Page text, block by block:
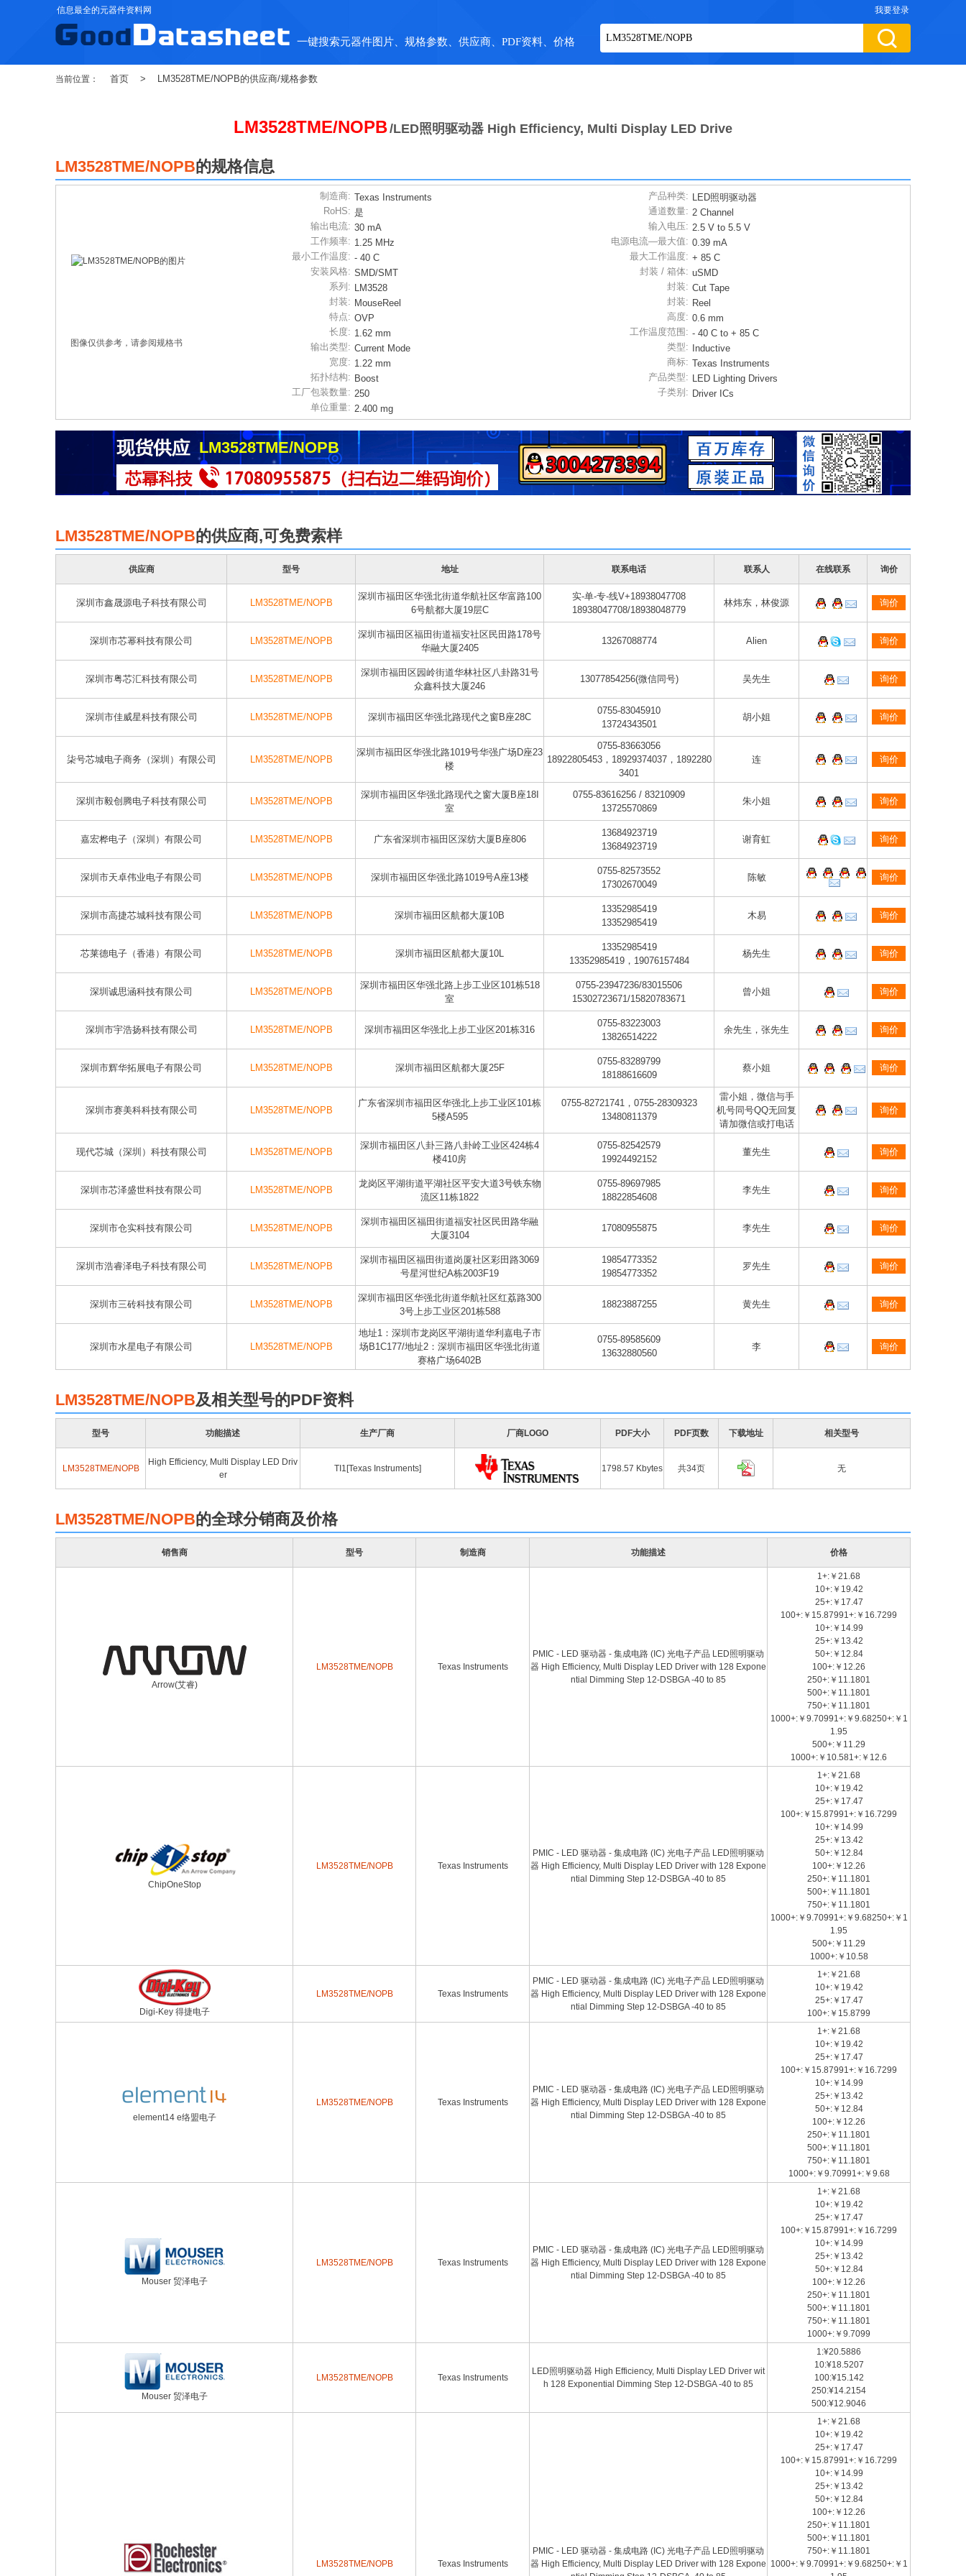
信息最全的元器件资料网 我要登录
一键搜索元器件图片、规格参数、供应商、PDF资料、价格
当前位置： 首页 > LM3528TME/NOPB的供应商/规格参数
LM3528TME/NOPB/LED照明驱动器 High Efficiency, Multi Display LED Drive
LM3528TME/NOPB的规格信息
图像仅供参考，请参阅规格书
制造商: Texas Instruments 产品种类: LED照明驱动器
RoHS: 是 通道数量: 2 Channel
输出电流: 30 mA 输入电压: 2.5 V to 5.5 V
工作频率: 1.25 MHz 电源电流—最大值: 0.39 mA
最小工作温度: - 40 C 最大工作温度: + 85 C
安装风格: SMD/SMT 封装 / 箱体: uSMD
系列: LM3528 封装: Cut Tape
封装: MouseReel 封装: Reel
特点: OVP 高度: 0.6 mm
长度: 1.62 mm 工作温度范围: - 40 C to + 85 C
输出类型: Current Mode 类型:
Inductive
宽度: 1.22 mm 商标: Texas Instruments
拓扑结构: Boost 产品类型: LED Lighting Drivers
工厂包装数量: 250 子类别: Driver ICs
单位重量: 2.400 mg
LM3528TME/NOPB
LM3528TME/NOPB的供应商,可免费索样
供应商 型号 地址 联系电话 联系人 在线联系 询价
深圳市鑫晟源电子科技有限公司 LM3528TME/NOPB
深圳市福田区华强北街道华航社区华富路100
6号航都大厦19层C
实-单-专-线V+18938047708
18938047708/18938048779
林炜东，林俊源 询价
深圳市芯幂科技有限公司 LM3528TME/NOPB
深圳市福田区福田街道福安社区民田路178号
华融大厦2405
13267088774 Alien 询价
深圳市粤芯汇科技有限公司 LM3528TME/NOPB
深圳市福田区园岭街道华林社区八卦路31号
众鑫科技大厦246
13077854256(微信同号) 吴先生 询价
深圳市佳威星科技有限公司 LM3528TME/NOPB 深圳市福田区华强北路现代之窗B座28C
0755-83045910
13724343501
胡小姐 询价
柒号芯城电子商务（深圳）有限公司 LM3528TME/NOPB
深圳市福田区华强北路1019号华强广场D座23
楼
0755-83663056
18922805453，18929374037，1892280
3401
连 询价
深圳市毅创腾电子科技有限公司 LM3528TME/NOPB
深圳市福田区华强北路现代之窗大厦B座18I
室
0755-83616256 / 83210909
13725570869
朱小姐 询价
嘉宏桦电子（深圳）有限公司 LM3528TME/NOPB 广东省深圳市福田区深纺大厦B座806
13684923719
13684923719
谢育虹 询价
深圳市天卓伟业电子有限公司 LM3528TME/NOPB 深圳市福田区华强北路1019号A座13楼
0755-82573552
17302670049
陈敏 询价
深圳市高捷芯城科技有限公司 LM3528TME/NOPB 深圳市福田区航都大厦10B
13352985419
13352985419
木易 询价
芯莱德电子（香港）有限公司 LM3528TME/NOPB 深圳市福田区航都大厦10L
13352985419
13352985419，19076157484
杨先生 询价
深圳诚思涵科技有限公司 LM3528TME/NOPB
深圳市福田区华强北路上步工业区101栋518
室
0755-23947236/83015506
15302723671/15820783671
曾小姐 询价
深圳市宇浩扬科技有限公司 LM3528TME/NOPB 深圳市福田区华强北上步工业区201栋316
0755-83223003
13826514222
余先生，张先生 询价
深圳市辉华拓展电子有限公司 LM3528TME/NOPB 深圳市福田区航都大厦25F
0755-83289799
18188616609
蔡小姐 询价
深圳市赛美科科技有限公司 LM3528TME/NOPB
广东省深圳市福田区华强北上步工业区101栋
5楼A595
0755-82721741，0755-28309323
13480811379
雷小姐，微信与手
机号同号QQ无回复
请加微信或打电话
询价
现代芯城（深圳）科技有限公司 LM3528TME/NOPB
深圳市福田区八卦三路八卦岭工业区424栋4
楼410房
0755-82542579
19924492152
董先生 询价
深圳市芯泽盛世科技有限公司 LM3528TME/NOPB
龙岗区平湖街道平湖社区平安大道3号铁东物
流区11栋1822
0755-89697985
18822854608
李先生 询价
深圳市仓实科技有限公司 LM3528TME/NOPB
深圳市福田区福田街道福安社区民田路华融
大厦3104
17080955875 李先生 询价
深圳市浩睿泽电子科技有限公司 LM3528TME/NOPB
深圳市福田区福田街道岗厦社区彩田路3069
号星河世纪A栋2003F19
19854773352
19854773352
罗先生 询价
深圳市三砖科技有限公司 LM3528TME/NOPB
深圳市福田区华强北街道华航社区红荔路300
3号上步工业区201栋588
18823887255 黄先生 询价
深圳市水星电子有限公司 LM3528TME/NOPB
地址1：深圳市龙岗区平湖街道华利嘉电子市
场B1C177/地址2：深圳市福田区华强北街道
赛格广场6402B
0755-89585609
13632880560
李 询价
LM3528TME/NOPB及相关型号的PDF资料
型号 功能描述 生产厂商 厂商LOGO PDF大小 PDF页数 下载地址 相关型号
LM3528TME/NOPB
High Efficiency, Multi Display LED Driv
er
TI1[Texas Instruments] 1798.57 Kbytes 共34页 无
LM3528TME/NOPB的全球分销商及价格
销售商 型号 制造商 功能描述 价格
Arrow(艾睿)
LM3528TME/NOPB Texas Instruments
PMIC - LED 驱动器 - 集成电路 (IC) 光电子产品 LED照明驱动
器 High Efficiency, Multi Display LED Driver with 128 Expone
ntial Dimming Step 12-DSBGA -40 to 85
1+:￥21.68
10+:￥19.42
25+:￥17.47
100+:￥15.87991+:￥16.7299
10+:￥14.99
25+:￥13.42
50+:￥12.84
100+:￥12.26
250+:￥11.1801
500+:￥11.1801
750+:￥11.1801
1000+:￥9.70991+:￥9.68250+:￥1
1.95
500+:￥11.29
1000+:￥10.581+:￥12.6
ChipOneStop
LM3528TME/NOPB Texas Instruments
PMIC - LED 驱动器 - 集成电路 (IC) 光电子产品 LED照明驱动
器 High Efficiency, Multi Display LED Driver with 128 Expone
ntial Dimming Step 12-DSBGA -40 to 85
1+:￥21.68
10+:￥19.42
25+:￥17.47
100+:￥15.87991+:￥16.7299
10+:￥14.99
25+:￥13.42
50+:￥12.84
100+:￥12.26
250+:￥11.1801
500+:￥11.1801
750+:￥11.1801
1000+:￥9.70991+:￥9.68250+:￥1
1.95
500+:￥11.29
1000+:￥10.58
Digi-Key 得捷电子
LM3528TME/NOPB Texas Instruments
PMIC - LED 驱动器 - 集成电路 (IC) 光电子产品 LED照明驱动
器 High Efficiency, Multi Display LED Driver with 128 Expone
ntial Dimming Step 12-DSBGA -40 to 85
1+:￥21.68
10+:￥19.42
25+:￥17.47
100+:￥15.8799
element14 e络盟电子
LM3528TME/NOPB Texas Instruments
PMIC - LED 驱动器 - 集成电路 (IC) 光电子产品 LED照明驱动
器 High Efficiency, Multi Display LED Driver with 128 Expone
ntial Dimming Step 12-DSBGA -40 to 85
1+:￥21.68
10+:￥19.42
25+:￥17.47
100+:￥15.87991+:￥16.7299
10+:￥14.99
25+:￥13.42
50+:￥12.84
100+:￥12.26
250+:￥11.1801
500+:￥11.1801
750+:￥11.1801
1000+:￥9.70991+:￥9.68
Mouser 贸泽电子
LM3528TME/NOPB Texas Instruments
PMIC - LED 驱动器 - 集成电路 (IC) 光电子产品 LED照明驱动
器 High Efficiency, Multi Display LED Driver with 128 Expone
ntial Dimming Step 12-DSBGA -40 to 85
1+:￥21.68
10+:￥19.42
25+:￥17.47
100+:￥15.87991+:￥16.7299
10+:￥14.99
25+:￥13.42
50+:￥12.84
100+:￥12.26
250+:￥11.1801
500+:￥11.1801
750+:￥11.1801
1000+:￥9.7099
Mouser 贸泽电子
LM3528TME/NOPB Texas Instruments
LED照明驱动器 High Efficiency, Multi Display LED Driver wit
h 128 Exponential Dimming Step 12-DSBGA -40 to 85
1:¥20.5886
10:¥18.5207
100:¥15.142
250:¥14.2154
500:¥12.9046
LM3528TME/NOPB Texas Instruments
PMIC - LED 驱动器 - 集成电路 (IC) 光电子产品 LED照明驱动
器 High Efficiency, Multi Display LED Driver with 128 Expone
1+:￥21.68
10+:￥19.42
25+:￥17.47
100+:￥15.87991+:￥16.7299
10+:￥14.99
25+:￥13.42
50+:￥12.84
100+:￥12.26
250+:￥11.1801
500+:￥11.1801
750+:￥11.1801
1000+:￥9.70991+:￥9.68250+:￥1